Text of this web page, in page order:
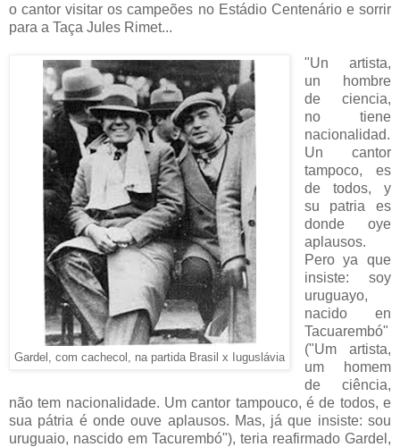
o cantor visitar os campeões no Estádio Centenário e sorrir
para a Taça Jules Rimet...
Gardel, com cachecol, na partida Brasil x Iuguslávia
"Un artista,
un hombre
de ciencia,
no tiene
nacionalidad.
Un cantor
tampoco, es
de todos, y
su patria es
donde oye
aplausos.
Pero ya que
insiste: soy
uruguayo,
nacido en
Tacuarembó"
("Um artista,
um homem
de ciência,
não tem nacionalidade. Um cantor tampouco, é de todos, e
sua pátria é onde ouve aplausos. Mas, já que insiste: sou
uruguaio, nascido em Tacurembó"), teria reafirmado Gardel,